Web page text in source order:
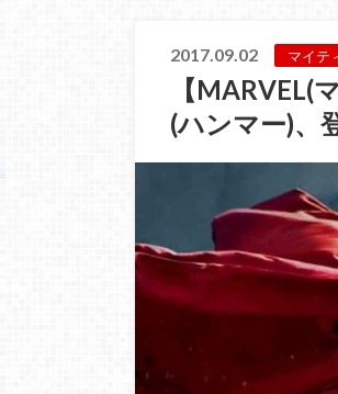
2017.09.02 マイテ
【MARVEL(
(ハンマー)、